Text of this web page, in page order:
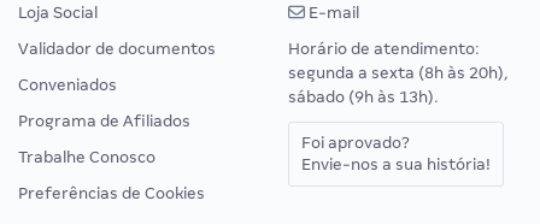
Loja Social
Validador de documentos
Conveniados
Programa de Afiliados
Trabalhe Conosco
Preferências de Cookies
E-mail
Horário de atendimento:
segunda a sexta (8h às 20h),
sábado (9h às 13h).
Foi aprovado?
Envie-nos a sua história!